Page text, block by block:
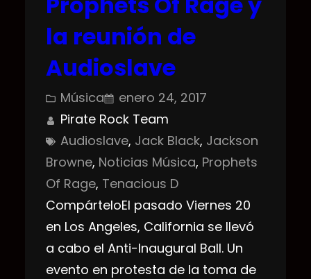
la reunión de
Audioslave
Música
enero 24, 2017
Pirate Rock Team
Audioslave, Jack Black, Jackson
Browne, Noticias Música, Prophets
Of Rage, Tenacious D
CompárteloEl pasado Viernes 20
en Los Angeles, California se llevó
a cabo el Anti-Inaugural Ball. Un
evento en protesta de la toma de